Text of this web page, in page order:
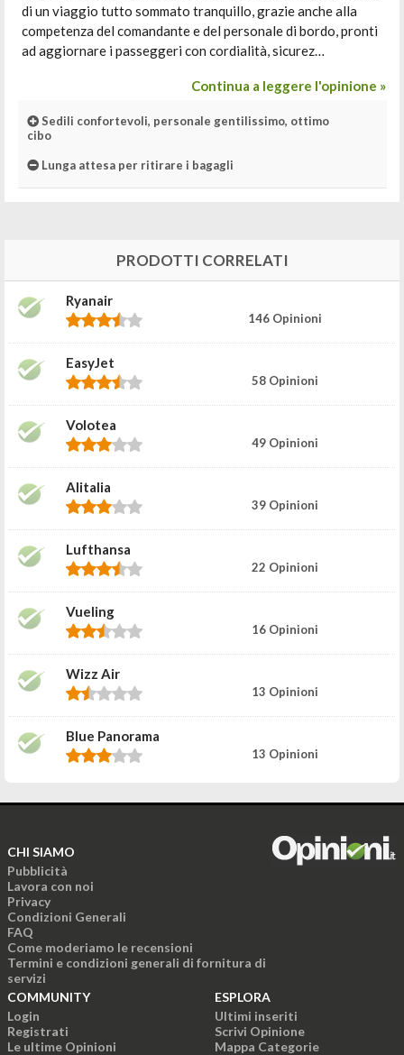
di un viaggio tutto sommato tranquillo, grazie anche alla
competenza del comandante e del personale di bordo, pronti
ad aggiornare i passeggeri con cordialità, sicurez…
Continua a leggere l'opinione »
Sedili confortevoli, personale gentilissimo, ottimo
cibo
Lunga attesa per ritirare i bagagli
PRODOTTI CORRELATI
Ryanair
146 Opinioni
EasyJet
58 Opinioni
Volotea
49 Opinioni
Alitalia
39 Opinioni
Lufthansa
22 Opinioni
Vueling
16 Opinioni
Wizz Air
13 Opinioni
Blue Panorama
13 Opinioni
CHI SIAMO
Pubblicità
Lavora con noi
Privacy
Condizioni Generali
FAQ
Come moderiamo le recensioni
Termini e condizioni generali di fornitura di
servizi
COMMUNITY
Login
Registrati
Le ultime Opinioni
ESPLORA
Ultimi inseriti
Scrivi Opinione
Mappa Categorie